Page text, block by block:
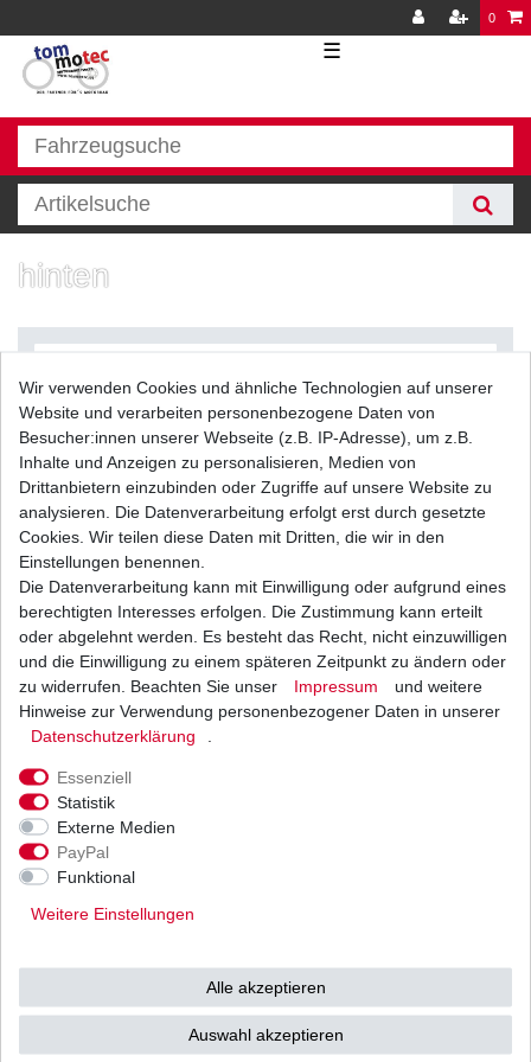
0
☰
hinten
Filter
Bremsbeläge EBC FA 377 FA377 Standard
Bremsklötze
UVP 30,46 € 20,85 € *
1 Satz | 20,85 € / Satz
inkl. ges. MwSt. zzgl.
Versand
Ab einem Warenwert von
500 Euro versenden wir
53783 Eitorf (
unbedingt Termin
Wir verwenden Cookies und ähnliche Technologien auf unserer
Website und verarbeiten personenbezogene Daten von
Besucher:innen unserer Webseite (z.B. IP-Adresse), um z.B.
Inhalte und Anzeigen zu personalisieren, Medien von
Drittanbietern einzubinden oder Zugriffe auf unsere Website zu
analysieren. Die Datenverarbeitung erfolgt erst durch gesetzte
Cookies. Wir teilen diese Daten mit Dritten, die wir in den
Einstellungen benennen.
Die Datenverarbeitung kann mit Einwilligung oder aufgrund eines
berechtigten Interesses erfolgen. Die Zustimmung kann erteilt
oder abgelehnt werden. Es besteht das Recht, nicht einzuwilligen
und die Einwilligung zu einem späteren Zeitpunkt zu ändern oder
zu widerrufen. Beachten Sie unser
Impressum
und weitere
Hinweise zur Verwendung personenbezogener Daten in unserer
Daten­schutz­erklärung
Essenziell
Statistik
Externe Medien
PayPal
Funktional
Weitere Einstellungen
Alle akzeptieren
Auswahl akzeptieren